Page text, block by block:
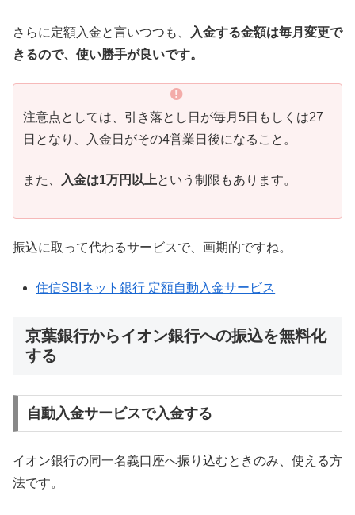
さらに定額入金と言いつつも、
入金する金額は毎月変更で
きるので、使い勝手が良いです。
注意点としては、引き落とし日が毎月5日もしくは27
日となり、入金日がその4営業日後になること。
また、 入金は1万円以上という制限もあります。
振込に取って代わるサービスで、画期的ですね。
住信SBIネット銀行 定額自動入金サービス
京葉銀行からイオン銀行への振込を無料化
する
自動入金サービスで入金する
イオン銀行の同一名義口座へ振り込むときのみ、使える方
法です。